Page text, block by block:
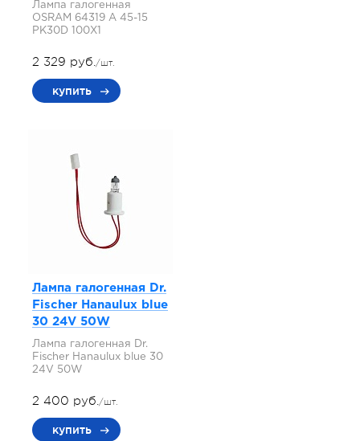
Лампа галогенная
OSRAM 64319 A 45-15
PK30D 100X1
2 329 руб./шт.
купить
Лампа галогенная Dr.
Fischer Hanaulux blue
30 24V 50W
Лампа галогенная Dr.
Fischer Hanaulux blue 30
24V 50W
2 400 руб./шт.
купить